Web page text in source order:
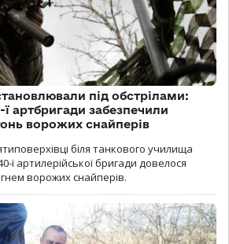
під обстрілами:
ї артбригади забезпечили
ворожих снайперів
біля танкового училища
ї артилерійської бригади довелося
ворожих снайперів.